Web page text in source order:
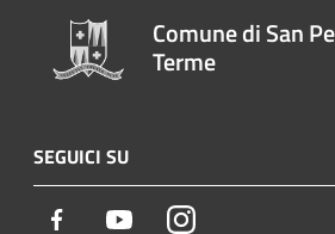
Comune di San
Terme
SEGUICI SU
Facebook YoutubeInstagram